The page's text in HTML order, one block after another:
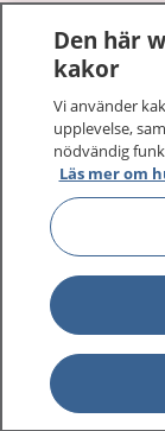
1177 på flera
Om 1177
Kontakt
Behandling av
Den här
kakor
Vi använder
upplevelse,
nödvändig
Läs mer om